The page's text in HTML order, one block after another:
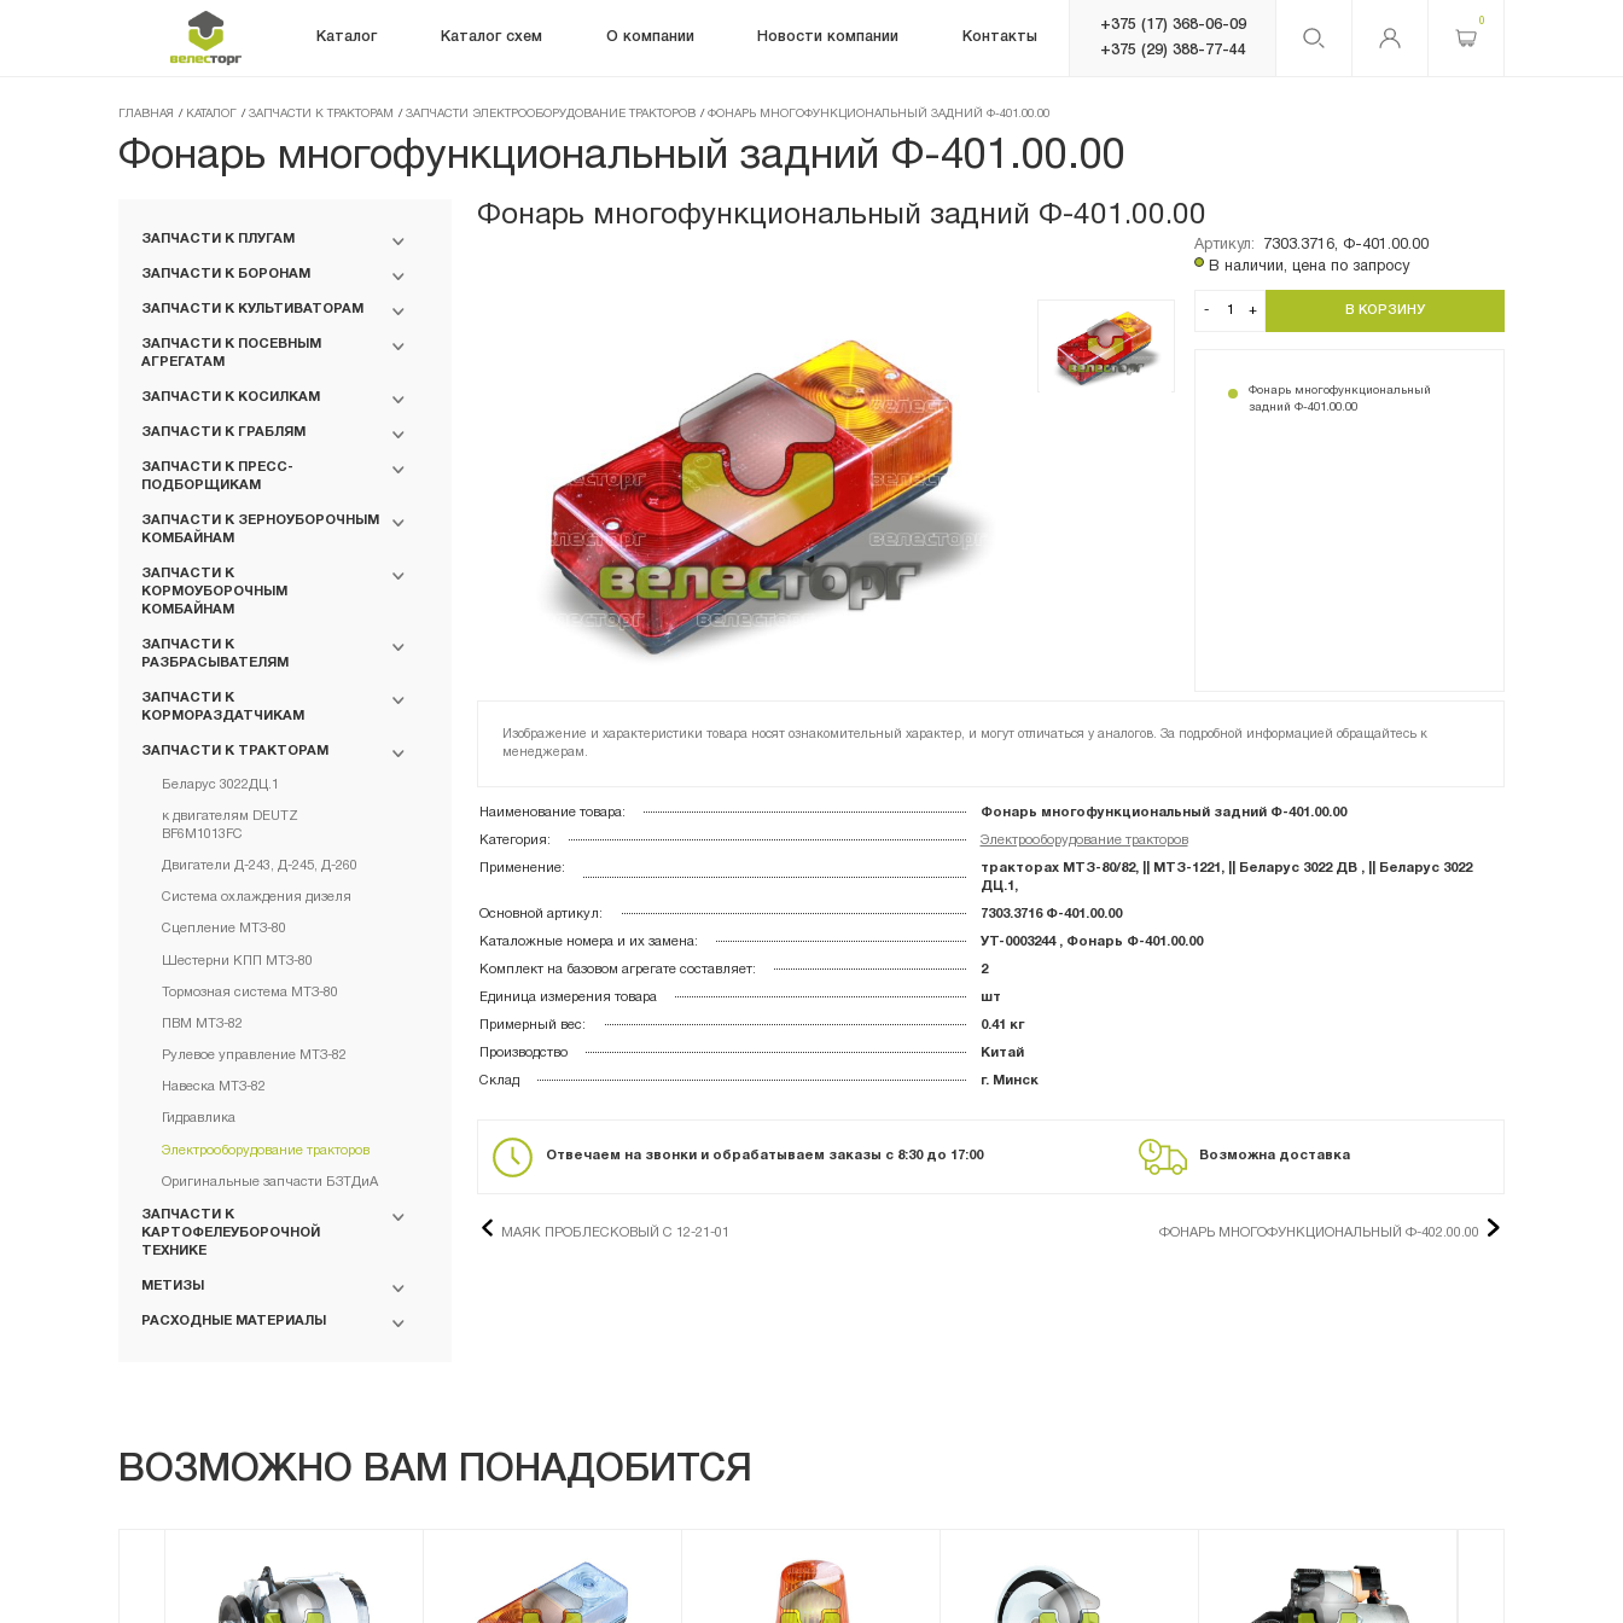
Каталог Каталог схем О компании Новости компании Контакты
+375 (17) 368-06-09
+375 (29) 388-77-44
0
ГЛАВНАЯ / КАТАЛОГ / ЗАПЧАСТИ К ТРАКТОРАМ / ЗАПЧАСТИ ЭЛЕКТРООБОРУДОВАНИЕ ТРАКТОРОВ / ФОНАРЬ МНОГОФУНКЦИОНАЛЬНЫЙ ЗАДНИЙ Ф-401.00.00
Фонарь многофункциональный задний Ф-401.00.00
ЗАПЧАСТИ К ПЛУГАМ
ЗАПЧАСТИ К БОРОНАМ
ЗАПЧАСТИ К КУЛЬТИВАТОРАМ
ЗАПЧАСТИ К ПОСЕВНЫМ
АГРЕГАТАМ
ЗАПЧАСТИ К КОСИЛКАМ
ЗАПЧАСТИ К ГРАБЛЯМ
ЗАПЧАСТИ К ПРЕСС-
ПОДБОРЩИКАМ
ЗАПЧАСТИ К ЗЕРНОУБОРОЧНЫМ
КОМБАЙНАМ
ЗАПЧАСТИ К
КОРМОУБОРОЧНЫМ
КОМБАЙНАМ
ЗАПЧАСТИ К
РАЗБРАСЫВАТЕЛЯМ
ЗАПЧАСТИ К
КОРМОРАЗДАТЧИКАМ
ЗАПЧАСТИ К ТРАКТОРАМ
Беларус 3022ДЦ.1
к двигателям DEUTZ
BF6M1013FC
Двигатели Д-243, Д-245, Д-260
Система охлаждения дизеля
Сцепление МТЗ-80
Шестерни КПП МТЗ-80
Тормозная система МТЗ-80
ПВМ МТЗ-82
Рулевое управление МТЗ-82
Навеска МТЗ-82
Гидравлика
Электрооборудование тракторов
Оригинальные запчасти БЗТДиА
ЗАПЧАСТИ К
КАРТОФЕЛЕУБОРОЧНОЙ
ТЕХНИКЕ
МЕТИЗЫ
РАСХОДНЫЕ МАТЕРИАЛЫ
Фонарь многофункциональный задний Ф-401.00.00
Артикул:
7303.3716, Ф-401.00.00
В наличии, цена по запросу
- +
Фонарь многофункциональный
задний Ф-401.00.00
Изображение и характеристики товара носят ознакомительный характер, и могут отличаться у аналогов. За подробной информацией обращайтесь к
менеджерам.
Наименование товара: Фонарь многофункциональный задний Ф-401.00.00
Категория: Электрооборудование тракторов
Применение:
тракторах МТЗ-80/82, || МТЗ-1221, || Беларус 3022 ДВ , || Беларус 3022
ДЦ.1,
Основной артикул: 7303.3716 Ф-401.00.00
Каталожные номера и их замена: УТ-0003244 , Фонарь Ф-401.00.00
Комплект на базовом агрегате составляет: 2
Единица измерения товара шт
Примерный вес: 0.41 кг
Производство Китай
Склад г. Минск
Отвечаем на звонки и обрабатываем заказы с 8:30 до 17:00 Возможна доставка
МАЯК ПРОБЛЕСКОВЫЙ С 12-21-01 ФОНАРЬ МНОГОФУНКЦИОНАЛЬНЫЙ Ф-402.00.00
ВОЗМОЖНО ВАМ ПОНАДОБИТСЯ